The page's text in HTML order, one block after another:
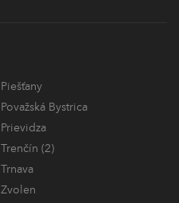
Piešťany
Považská Bystrica
Prievidza
Trenčín (2)
Trnava
Zvolen